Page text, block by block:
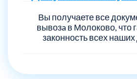
Вы получаете все
вывозa в Молоково, что
законность всех